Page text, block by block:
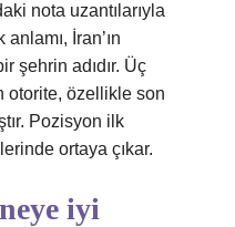
nota uzantılarıyla
İran’ın
şehrin adıdır. Üç
otorite, özellikle son
Pozisyon ilk
ortaya çıkar.
iyi